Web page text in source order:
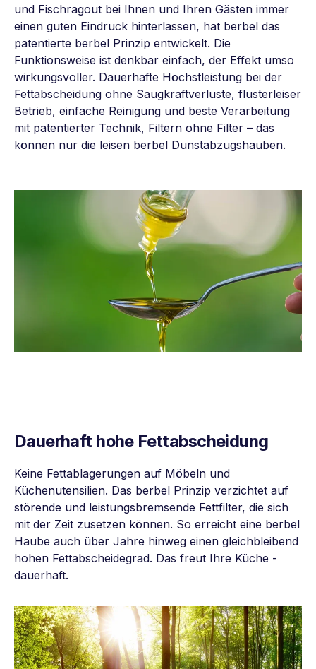
und Fischragout bei Ihnen und Ihren Gästen immer
einen guten Eindruck hinterlassen, hat berbel das
patentierte berbel Prinzip entwickelt. Die
Funktionsweise ist denkbar einfach, der Effekt umso
wirkungsvoller. Dauerhafte Höchstleistung bei der
Fettabscheidung ohne Saugkraftverluste, flüsterleiser
Betrieb, einfache Reinigung und beste Verarbeitung
mit patentierter Technik, Filtern ohne Filter – das
können nur die leisen berbel Dunstabzugshauben.
Dauerhaft hohe Fettabscheidung
Keine Fettablagerungen auf Möbeln und
Küchenutensilien. Das berbel Prinzip verzichtet auf
störende und leistungsbremsende Fettfilter, die sich
mit der Zeit zusetzen können. So erreicht eine berbel
Haube auch über Jahre hinweg einen gleichbleibend
hohen Fettabscheidegrad. Das freut Ihre Küche -
dauerhaft.